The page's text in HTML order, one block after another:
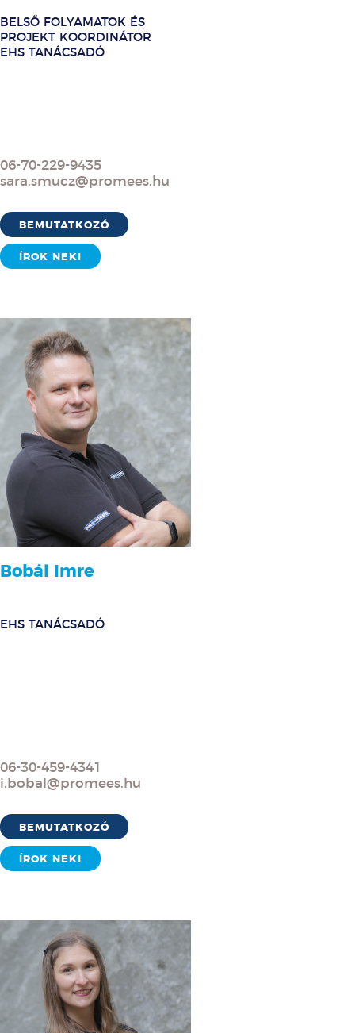
BELSŐ FOLYAMATOK ÉS
PROJEKT KOORDINÁTOR
EHS TANÁCSADÓ
06-70-229-9435
sara.smucz@promees.hu
BEMUTATKOZÓ
ÍROK NEKI
Bobál Imre
EHS TANÁCSADÓ
06-30-459-4341
i.bobal@promees.hu
BEMUTATKOZÓ
ÍROK NEKI